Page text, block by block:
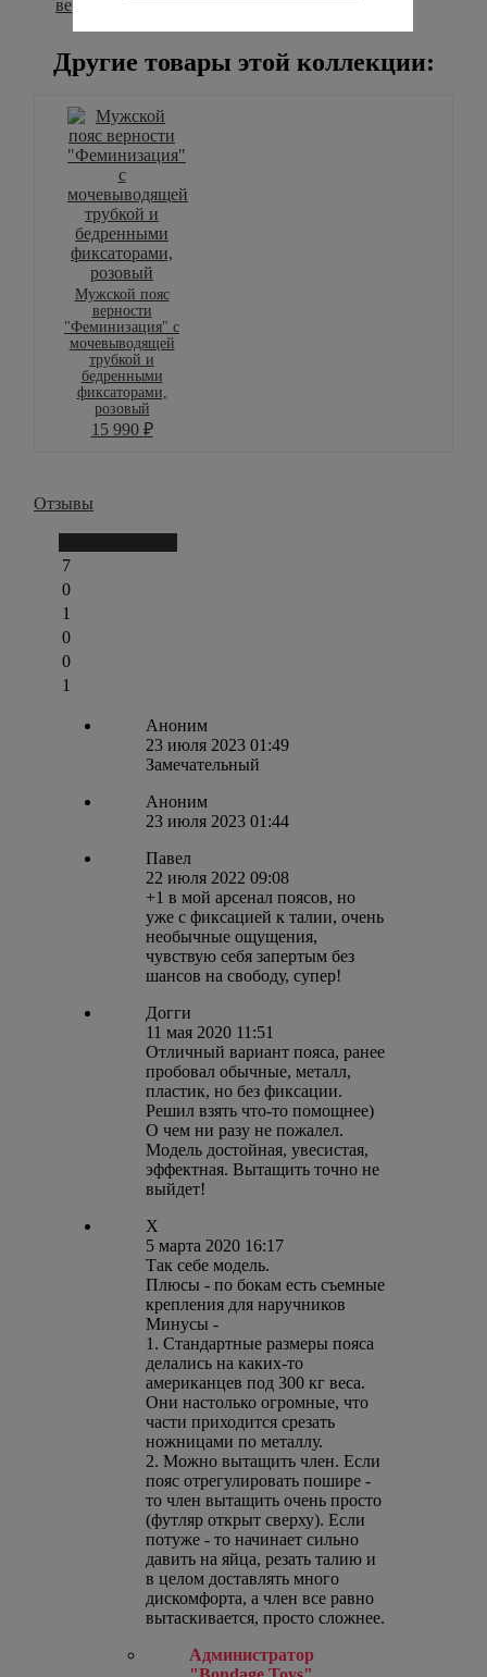
верности с замком
Другие товары этой коллекции:
Мужской пояс
верности
"Феминизация" с
мочевыводящей
трубкой и
бедренными
фиксаторами,
розовый
15 990 ₽
Отзывы
7
0
1
0
0
1
Аноним
23 июля 2023 01:49
Замечательный
Аноним
23 июля 2023 01:44
Павел
22 июля 2022 09:08
+1 в мой арсенал поясов, но
уже с фиксацией к талии, очень
необычные ощущения,
чувствую себя запертым без
шансов на свободу, супер!
Догги
11 мая 2020 11:51
Отличный вариант пояса, ранее
пробовал обычные, металл,
пластик, но без фиксации.
Решил взять что-то помощнее)
О чем ни разу не пожалел.
Модель достойная, увесистая,
эффектная. Вытащить точно не
выйдет!
X
5 марта 2020 16:17
Так себе модель.
Плюсы - по бокам есть съемные
крепления для наручников
Минусы -
1. Стандартные размеры пояса
делались на каких-то
американцев под 300 кг веса.
Они настолько огромные, что
части приходится срезать
ножницами по металлу.
2. Можно вытащить член. Если
пояс отрегулировать пошире -
то член вытащить очень просто
(футляр открыт сверху). Если
потуже - то начинает сильно
давить на яйца, резать талию и
в целом доставлять много
дискомфорта, а член все равно
вытаскивается, просто сложнее.
Администратор